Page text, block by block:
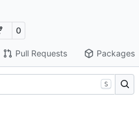
0
Pull Requests Packages
S